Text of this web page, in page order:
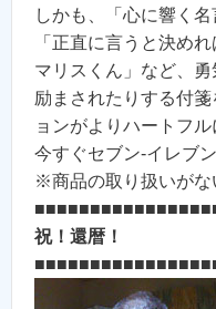
しかも、「心に響く名
「正直に言うと決め
マリスくん」など、勇
励まされたりする付
ョンがよりハートフル
今すぐセブン-イレブ
※商品の取り扱いがな
祝！還暦！